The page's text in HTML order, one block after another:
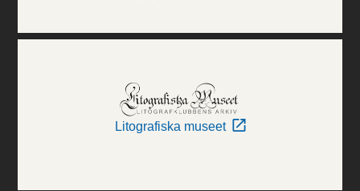
Litografiska museet